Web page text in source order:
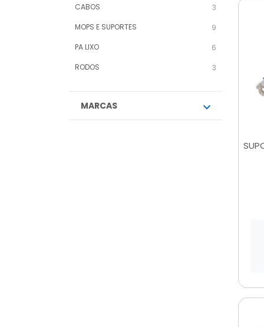
CABOS
3
MOPS E SUPORTES
9
PA LIXO
6
RODOS
3
MARCAS